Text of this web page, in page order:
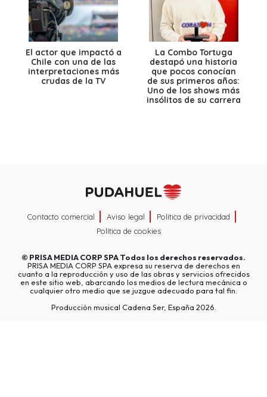
El actor que impactó a
Chile con una de las
interpretaciones más
crudas de la TV
La Combo Tortuga
destapó una historia
que pocos conocían
de sus primeros años:
Uno de los shows más
insólitos de su carrera
Contacto comercial Aviso legal
Política de privacidad
Política de cookies
© PRISA MEDIA CORP SPATodos los derechos reservados.
PRISA MEDIA CORP SPA expresa su reserva de derechos en
cuanto a la reproducción y uso de las obras y servicios ofrecidos
en este sitio web, abarcando los medios de lectura mecánica o
cualquier otro medio que se juzgue adecuado para tal fin.
Producción musical Cadena Ser, España 2026.